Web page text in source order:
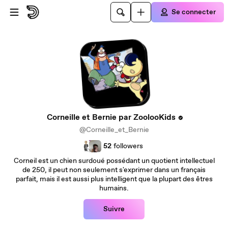
Passer au contenu principal
Se connecter
Corneille et Bernie par ZoolooKids
@Corneille_et_Bernie
52 followers
Corneil est un chien surdoué possédant un quotient intellectuel
de 250, il peut non seulement s'exprimer dans un français
parfait, mais il est aussi plus intelligent que la plupart des êtres
humains.
Suivre